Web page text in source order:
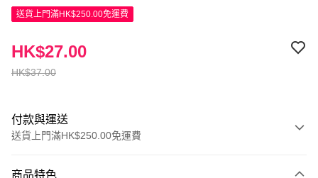
送貨上門滿HK$250.00免運費
HK$37.00
HK$27.00
付款與運送
送貨上門滿HK$250.00免運費
商品特色